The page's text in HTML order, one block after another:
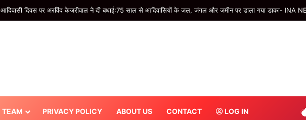
आदिवासी दिवस पर अरविंद केजरीवाल ने दी बधाई:75 साल से आदिवासियों के जल, जंगल और जमीन पर डाला गया डाका- INA
TEAM PRIVACY POLICY ABOUT US CONTACT LOG IN